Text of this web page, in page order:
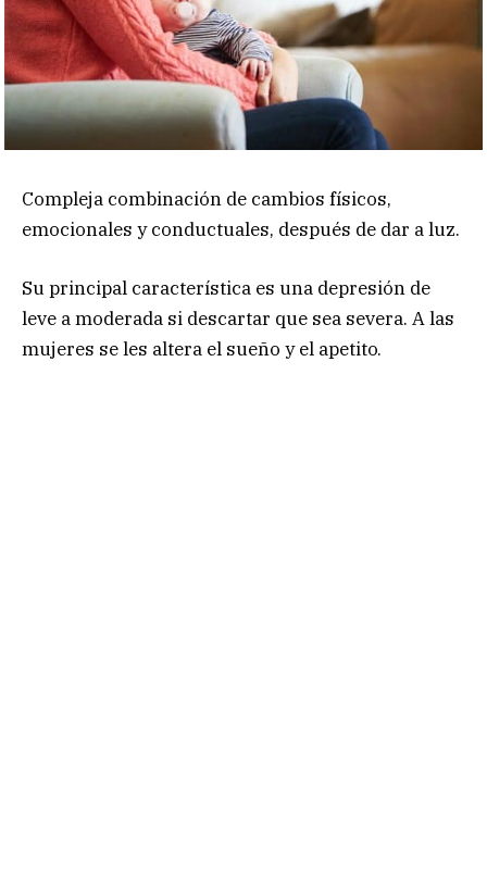
Compleja combinación de cambios físicos,
emocionales y conductuales, después de dar a luz.
Su principal característica es una depresión de
leve a moderada si descartar que sea severa. A las
mujeres se les altera el sueño y el apetito.